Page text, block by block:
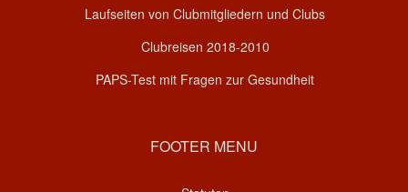
Laufseiten von Clubmitgliedern und Clubs
Clubreisen 2018-2010
PAPS-Test mit Fragen zur Gesundheit
FOOTER MENU